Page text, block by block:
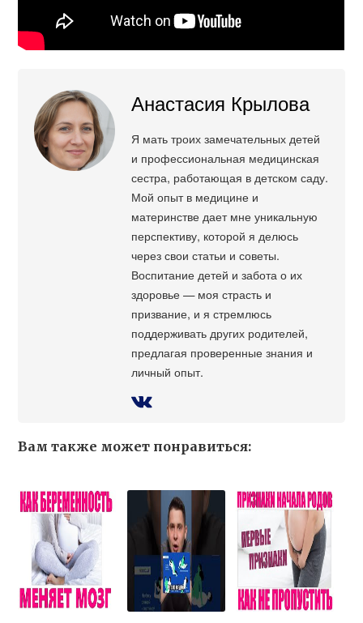
Анастасия Крылова
Я мать троих замечательных детей
и профессиональная медицинская
сестра, работающая в детском саду.
Мой опыт в медицине и
материнстве дает мне уникальную
перспективу, которой я делюсь
через свои статьи и советы.
Воспитание детей и забота о их
здоровье — моя страсть и
призвание, и я стремлюсь
поддерживать других родителей,
предлагая проверенные знания и
личный опыт.
Вам также может понравиться: